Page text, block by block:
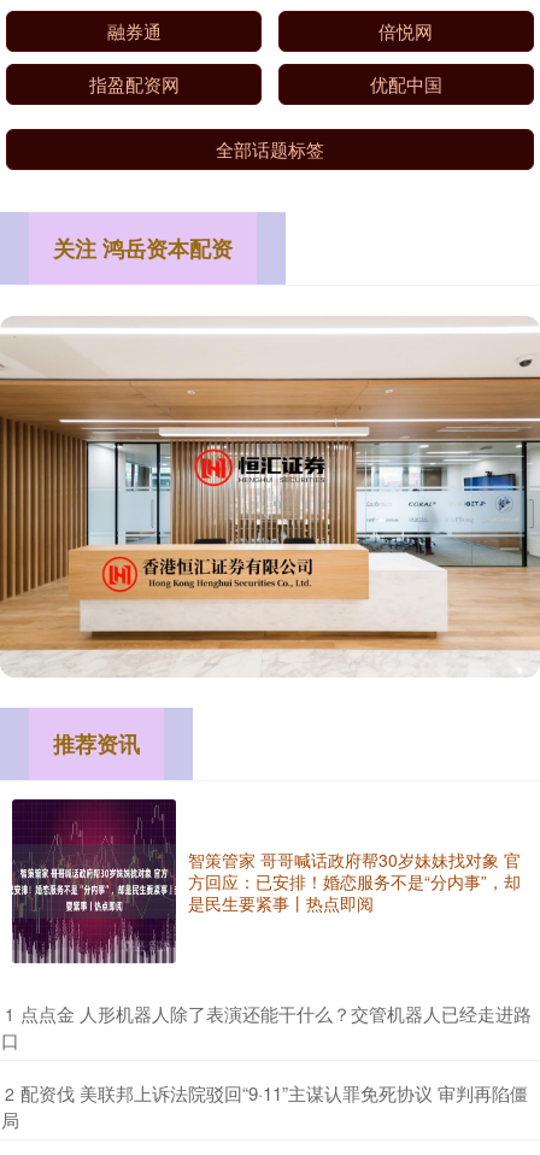
融券通 倍悦网
指盈配资网 优配中国
全部话题标签
关注 鸿岳资本配资
推荐资讯
智策管家 哥哥喊话政府帮30岁妹妹找对象 官
方回应：已安排！婚恋服务不是“分内事”，却
是民生要紧事丨热点即阅
1 ​点点金 人形机器人除了表演还能干什么？交管机器人已经走进路
口
2 ​配资伐 美联邦上诉法院驳回“9·11”主谋认罪免死协议 审判再陷僵
局